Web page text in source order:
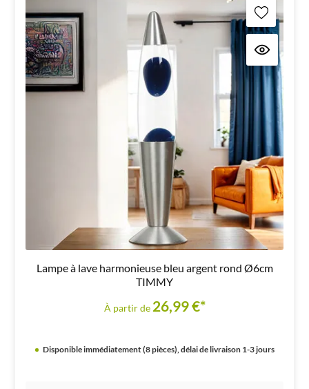
Lampe à lave harmonieuse bleu argent rond Ø6cm
TIMMY
À partir de 26,99 €*
Disponible immédiatement (8 pièces), délai de livraison 1-3 jours